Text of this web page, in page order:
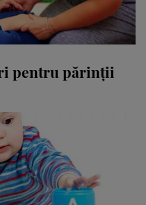
pentru părinţii